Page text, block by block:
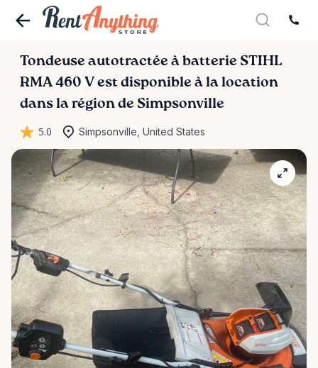
Tondeuse autotractée à batterie STIHL
RMA 460 V est disponible à la location
dans la région de Simpsonville
5.0 Simpsonville, United States